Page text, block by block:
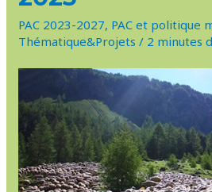
PAC 2023-2027, PAC et politique
Thématique&Projets / 2 minutes
ENTRE
2022
ET
2023